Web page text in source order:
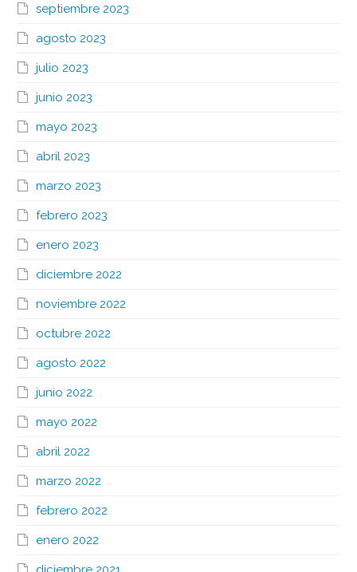
septiembre 2023
agosto 2023
julio 2023
junio 2023
mayo 2023
abril 2023
marzo 2023
febrero 2023
enero 2023
diciembre 2022
noviembre 2022
octubre 2022
agosto 2022
junio 2022
mayo 2022
abril 2022
marzo 2022
febrero 2022
enero 2022